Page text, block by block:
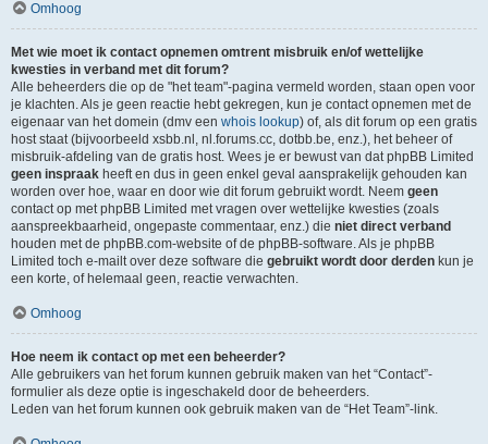
Omhoog
Met wie moet ik contact opnemen omtrent misbruik en/of wettelijke
kwesties in verband met dit forum?
Alle beheerders die op de "het team"-pagina vermeld worden, staan open voor
je klachten. Als je geen reactie hebt gekregen, kun je contact opnemen met de
eigenaar van het domein (dmv een whois lookup) of, als dit forum op een gratis
host staat (bijvoorbeeld xsbb.nl, nl.forums.cc, dotbb.be, enz.), het beheer of
misbruik-afdeling van de gratis host. Wees je er bewust van dat phpBB Limited
geen inspraak heeft en dus in geen enkel geval aansprakelijk gehouden kan
worden over hoe, waar en door wie dit forum gebruikt wordt. Neem geen
contact op met phpBB Limited met vragen over wettelijke kwesties (zoals
aanspreekbaarheid, ongepaste commentaar, enz.) die niet direct verband
houden met de phpBB.com-website of de phpBB-software. Als je phpBB
Limited toch e-mailt over deze software die gebruikt wordt door derden kun je
een korte, of helemaal geen, reactie verwachten.
Omhoog
Hoe neem ik contact op met een beheerder?
Alle gebruikers van het forum kunnen gebruik maken van het “Contact”-
formulier als deze optie is ingeschakeld door de beheerders.
Leden van het forum kunnen ook gebruik maken van de “Het Team”-link.